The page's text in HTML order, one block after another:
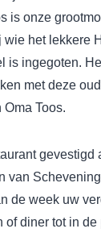
is onze
wie het lekkere
is ingegoten.
met deze
Toos.
gevestigd
van
de week uw
of diner tot in de